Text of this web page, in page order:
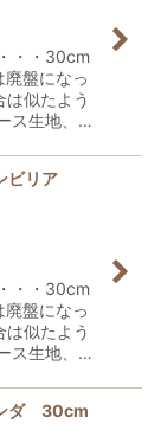
・・30cm
盤になっ
似たよう
ス生地、…
ビリア
・・30cm
盤になっ
似たよう
ス生地、…
ダ 30cm